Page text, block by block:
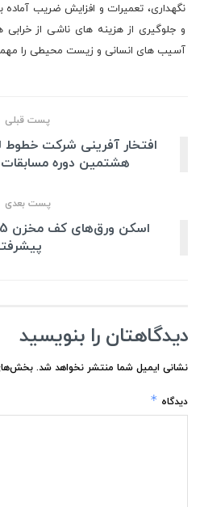
نگهداری، تعمیرات و افزایش ضریب
و جلوگیری از هزینه های ناشی از
آسیب های انسانی و زیست محیطی را
پست قبلی
افتخار آفرینی شرکت خطوط
هشتمین دوره
پست بعدی
دیدگاهتان را بنویسید
نشانی ایمیل شما منتشر نخواهد شد.
دیدگاه *